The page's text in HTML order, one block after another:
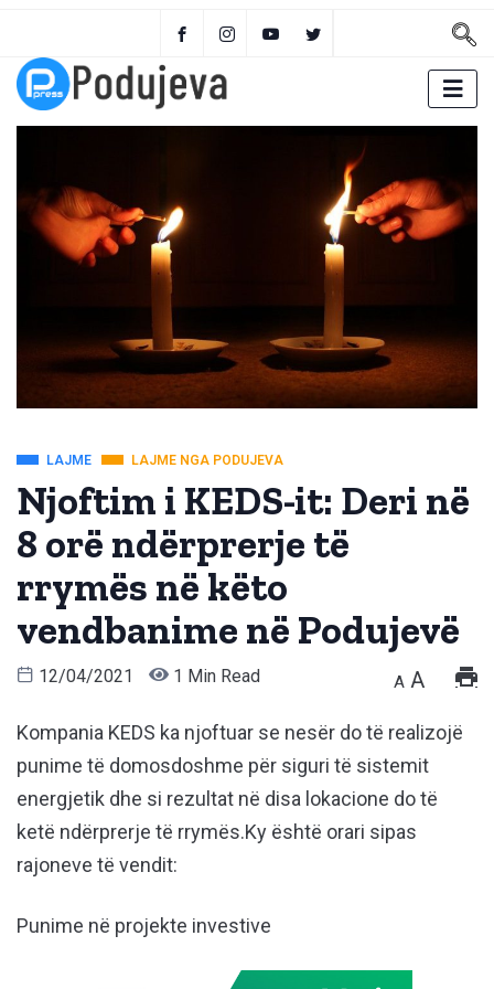
LAJME LAJME NGA PODUJEVA
Njoftim i KEDS-it: Deri në
8 orë ndërprerje të
rrymës në këto
vendbanime në Podujevë
12/04/2021 1 Min Read A A
Kompania KEDS ka njoftuar se nesër do të realizojë
punime të domosdoshme për siguri të sistemit
energjetik dhe si rezultat në disa lokacione do të
ketë ndërprerje të rrymës.Ky është orari sipas
rajoneve të vendit:
Punime në projekte investive